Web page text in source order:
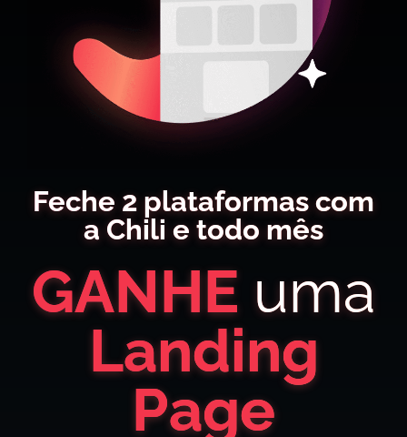
Feche 2 plataformas com
a Chili e todo mês
GANHE uma
Landing
Page